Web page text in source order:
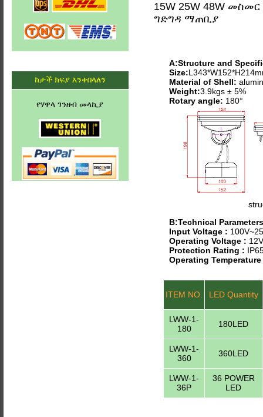
15W 25W 48W
ግድግዳ ማጠቢያ
A:Structure and
Size:
Material of Shell:
Weight:3.9kgs ± 5%
Rotary angle: 180°
B:Technical Parameters
Input Voltage :
Operating Voltage :
Protection Rating :
Operating
ITEM NO. LED Quantity
LWW-1-
180
180LED
LWW-1-
360
360LED
LWW-1-
36P
36 POWER
LED
ከታች ክፍያ እንቀበላለን
የሃዋላ ገንዘብ መላኪያ